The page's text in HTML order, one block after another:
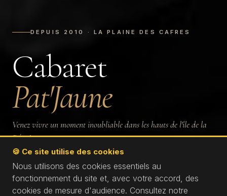
DEPUIS 2010 · LA PLAINE DES CAFRES
Cabaret
Pat'Jaune
Venez vivre un moment inoubliable dans les hauts de l'île de la
Réunion.
★ ★ ★ ★ ★
🍪 Ce site utilise des cookies
Nous utilisons des cookies essentiels au
fonctionnement du site et, avec votre accord, des
cookies de mesure d'audience. Consultez notre